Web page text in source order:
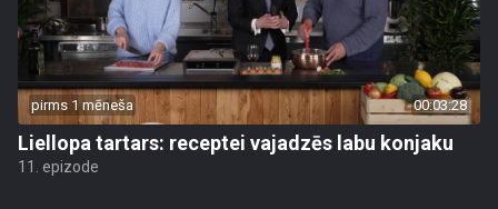
pirms 1 mēneša 00:03:28
Liellopa tartars: receptei vajadzēs labu konjaku
11. epizode